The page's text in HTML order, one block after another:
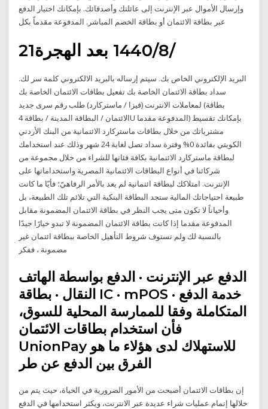
وإرسال الأموال عبر الإنترنت إلى عائلتك وأصدقائك. بإمكانك اختيار الدفع
عبر بطاقة الائتمان أو بطاقة الخصم المباشر. المدفوعة مقدماً بكل
21‏‏/8‏‏/1440 بعد الهجرة
البريد الإلكتروني الخاص بك. سيتم إرساله بالبريد الالكتروني كلمة سر لك.
سداد بطاقة الائتمان الخاصة بك تفعيل بطاقات الائتمان الخاصة بك
لمعاملات الانترنت (فيزا / ماستركارد) طلب رقم سرى جديد (بطاقة
الائتمان / البطاقة المدينة / بطاقة 4U المدفوعة مقدما) بإمكانك تقسيط
مشترياتك من خلال بطاقات ماستركارد الائتمانية من البنك الأردني
الكويتي بفائدة 0% وفترة سداد تصل لغاية 24 شهر وذلك عند استخدامك
لبطاقة ماستركارد الائتمانية بكافة فئاتها للشراء من خلال مجموعة من
شركائنا في أنواع البطاقات الائتمانية المصرية واستخداماتها على
الإنترنت. امتلاكك لبطاقة ائتمانية لم يعد بالأمر الرفاهيّ؛ فأيّا ما كانت
طبيعة احتياجاتك المالية ستجد البطاقة البنكية التي تلائم تلك الطبيعة، بل
وأحياناً لا تكون متى يجب النظر في بطاقة الائتمان المضمونة مقابل
المدفوعة مقدما إذا كانت بطاقة الائتمان المضمونة لا تبدو خيارًا جيدًا
بالنسبة لك ولم تستوف شروط التأهيل الخاصة ببطاقة ائتمان غير
مضمونة ، ففكر
الدفع عبر الإنترنت · الدفع بواسطة الهاتف
النقال · بطاقة IC · mPOS · خدمة الدفع
المتكاملة وفقا للممارسة المحلية للسوق،
فأن استخدام بطاقات الائتمان
UnionPay للاستهلاك لدى هؤلاء ما هو
الفرق بين الدفع عن طر
إن بطاقات الائتمان أصبحت من الأمور الضرورية في الحياة، حيث يتم من
خلالها إتمام عمليات شراء عديدة عبر الانترنت، ويكثر استخدامها في الدفع